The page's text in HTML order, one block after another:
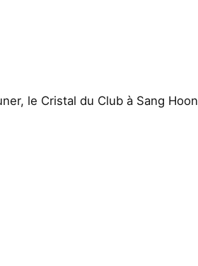
le Cristal du Club à Sang Hoon